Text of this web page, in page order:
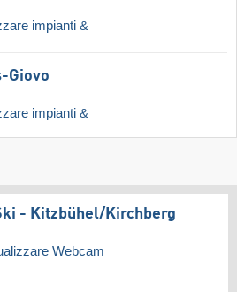
impianti &
Giovo
impianti &
- Kitzbühel/​Kirchberg
Webcam